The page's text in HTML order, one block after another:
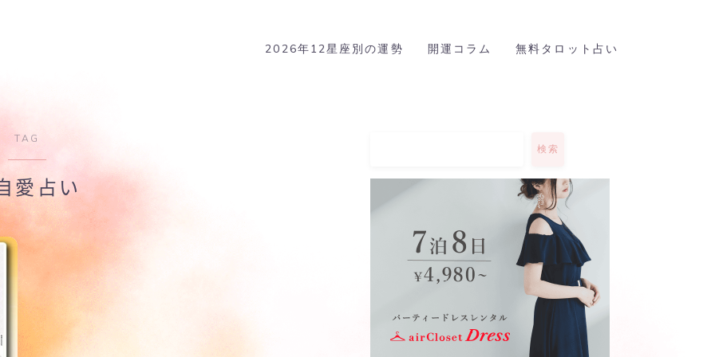
2026年12星座別の運勢 開運コラム 無料タロット占い
TAG
愛占い
検索